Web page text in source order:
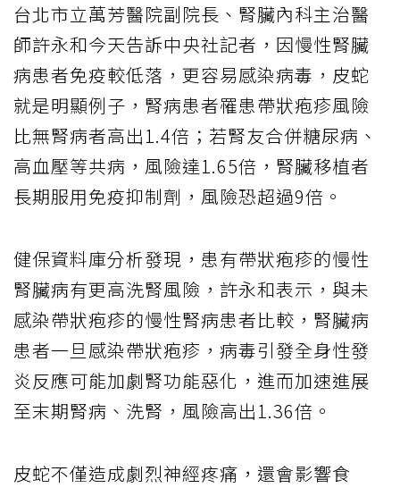
台北市立萬芳醫院副院長、腎臟內科主治醫
師許永和今天告訴中央社記者，因慢性腎臟
病患者免疫較低落，更容易感染病毒，皮蛇
就是明顯例子，腎病患者罹患帶狀疱疹風險
比無腎病者高出1.4倍；若腎友合併糖尿病、
高血壓等共病，風險達1.65倍，腎臟移植者
長期服用免疫抑制劑，風險恐超過9倍。
健保資料庫分析發現，患有帶狀疱疹的慢性
腎臟病有更高洗腎風險，許永和表示，與未
感染帶狀疱疹的慢性腎病患者比較，腎臟病
患者一旦感染帶狀疱疹，病毒引發全身性發
炎反應可能加劇腎功能惡化，進而加速進展
至末期腎病、洗腎，風險高出1.36倍。
皮蛇不僅造成劇烈神經疼痛，還會影響食